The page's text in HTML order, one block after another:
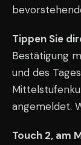
Tippen Sie
Bestätigung
und des
angemeldet.
Touch 2, am